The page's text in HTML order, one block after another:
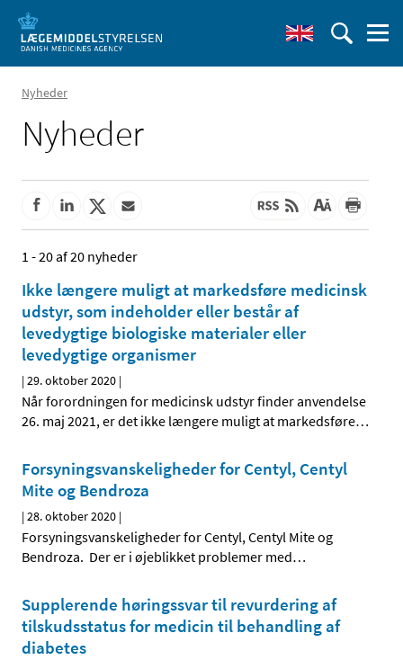
Nyheder
Nyheder
1 - 20 af 20 nyheder
Ikke længere muligt at markedsføre medicinsk
udstyr, som indeholder eller består af
levedygtige biologiske materialer eller
levedygtige organismer
|29. oktober 2020 |
Når forordningen for medicinsk udstyr finder anvendelse
26. maj 2021, er det ikke længere muligt at markedsføre…
Forsyningsvanskeligheder for Centyl, Centyl
Mite og Bendroza
|28. oktober 2020 |
Forsyningsvanskeligheder for Centyl, Centyl Mite og
Bendroza. Der er i øjeblikket problemer med…
Supplerende høringssvar til revurdering af
tilskudsstatus for medicin til behandling af
diabetes